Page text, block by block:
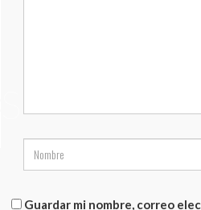
Guardar mi nombre, correo